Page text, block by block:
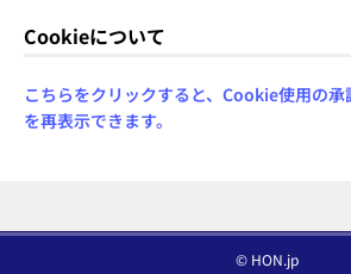
Cookieについて
こちらをクリックすると、Cookie使用の
を再表示できます。
© HON.jp